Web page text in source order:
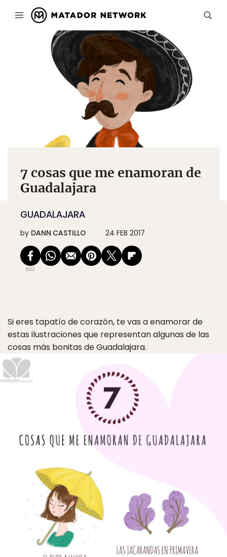
7 cosas que me enamoran de
Guadalajara
GUADALAJARA
by DANN CASTILLO 24 FEB 2017
802
Si eres tapatío de corazón, te vas a enamorar de
estas ilustraciones que representan algunas de las
cosas más bonitas de Guadalajara.